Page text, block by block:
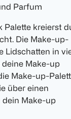
Parfum
Palette kreierst
Die Make-up-
Lidschatten in
deine Make-up
Make-up-
über einen
dein Make-up